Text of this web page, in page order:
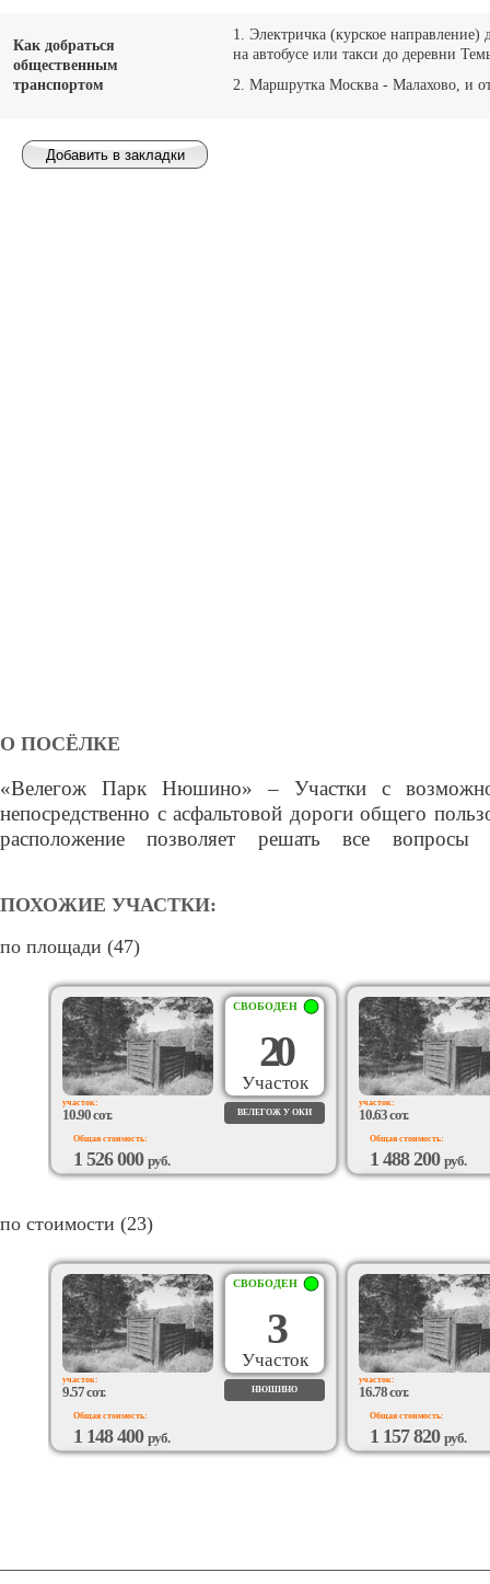
Как добраться
общественным
транспортом
1. Электричка (курское направление)
на автобусе или такси до деревни
2. Маршрутка Москва - Малахово, и
О ПОСЁЛКЕ
«Велегож Парк Нюшино» – Участки с
непосредственно с асфальтовой дороги общего
расположение позволяет решать все вопросы
обеспечения самостоятельно, не платить
обслуживание. Линии электропередач, к
ПОХОЖИЕ УЧАСТКИ:
по площади (47)
СВОБОДЕН
20
Участок
участок:
10.90 сот. ВЕЛЕГОЖ У ОКИ
Общая стоимость:
1 526 000 руб.
ВОЗМОЖЕН
участок:
10.63 сот.
Общая стоимость:
1 488 200 руб.
ВОЗМОЖЕН
по стоимости (23)
СВОБОДЕН
3
Участок
участок:
9.57 сот. НЮШИНО
Общая стоимость:
1 148 400 руб.
ВОЗМОЖЕН
участок:
16.78 сот.
Общая стоимость:
1 157 820 руб.
ВОЗМОЖЕН